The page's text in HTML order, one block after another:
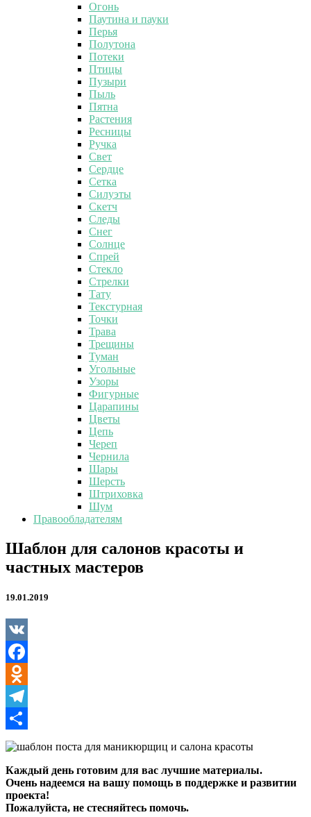
Огонь
Паутина и пауки
Перья
Полутона
Потеки
Птицы
Пузыри
Пыль
Пятна
Растения
Ресницы
Ручка
Свет
Сердце
Сетка
Силуэты
Скетч
Следы
Снег
Солнце
Спрей
Стекло
Стрелки
Тату
Текстурная
Точки
Трава
Трещины
Туман
Угольные
Узоры
Фигурные
Царапины
Цветы
Цепь
Череп
Чернила
Шары
Шерсть
Штриховка
Шум
Правообладателям
Шаблон
для
салонов
и
мастеров
Шаблон для салонов красоты и
частных мастеров
19.01.2019
VK
Facebook
Odnoklassniki
Telegram
Отправить
Каждый день готовим для вас лучшие материалы.
Очень надеемся на вашу помощь в поддержке и развитии
проекта!
Пожалуйста, не стесняйтесь помочь.